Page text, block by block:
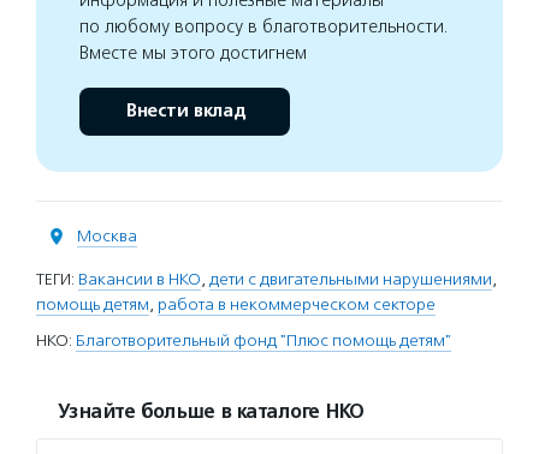
по любому вопросу в благотворительности.
Вместе мы этого достигнем
Внести вклад
Москва
ТЕГИ: Вакансии в НКО, дети с двигательными нарушениями,
помощь детям, работа в некоммерческом секторе
НКО: Благотворительный фонд "Плюс помощь детям"
Узнайте больше в каталоге НКО